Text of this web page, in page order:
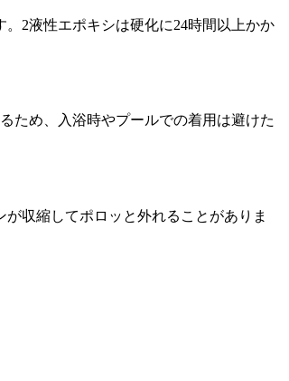
2液性エポキシは硬化に24時間以上かか
ため、入浴時やプールでの着用は避けた
収縮してポロッと外れることがありま